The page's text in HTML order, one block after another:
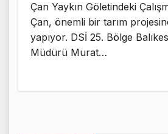
Çan Yaykın Göletindeki
Çan, önemli bir tarım
yapıyor. DSİ 25. Bölge
Müdürü Murat…